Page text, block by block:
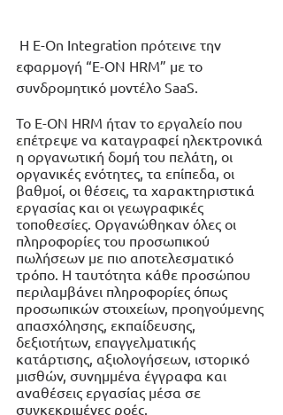
εφαρμογή “E-ON HRM” με το
συνδρομητικό μοντέλο SaaS.
Το Ε-ΟΝ HRM ήταν το εργαλείο που
επέτρεψε να καταγραφεί ηλεκτρονικά
η οργανωτική δομή του πελάτη, οι
οργανικές ενότητες, τα επίπεδα, οι
βαθμοί, οι θέσεις, τα χαρακτηριστικά
εργασίας και οι γεωγραφικές
τοποθεσίες. Οργανώθηκαν όλες οι
πληροφορίες του προσωπικού
πωλήσεων με πιο αποτελεσματικό
τρόπο. Η ταυτότητα κάθε προσώπου
περιλαμβάνει πληροφορίες όπως
προσωπικών στοιχείων, προηγούμενης
απασχόλησης, εκπαίδευσης,
δεξιοτήτων, επαγγελματικής
κατάρτισης, αξιολογήσεων, ιστορικό
μισθών, συνημμένα έγγραφα και
αναθέσεις εργασίας μέσα σε
συγκεκριμένες ροές.